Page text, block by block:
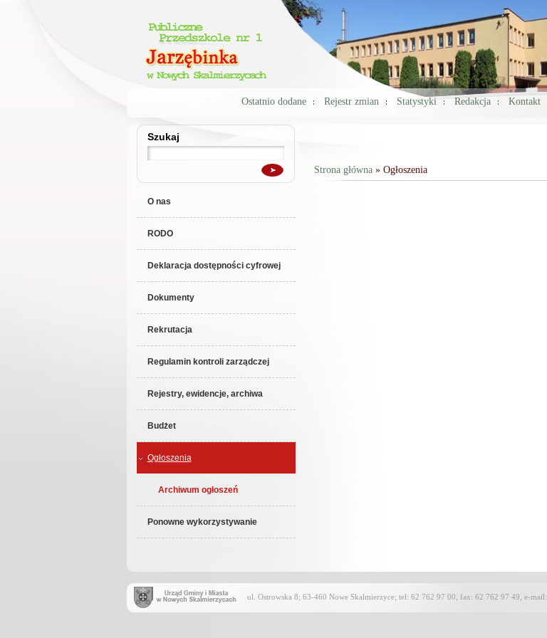
Ostatnio dodane Rejestr zmian Statystyki Redakcja Kontakt
Szukaj
Szukaj
O nas
RODO
Deklaracja dostępności cyfrowej
Dokumenty
Rekrutacja
Regulamin kontroli zarządczej
Rejestry, ewidencje, archiwa
Budżet
Ogłoszenia
Archiwum ogłoszeń
Ponowne wykorzystywanie
Jesteś tutaj
Strona główna» Ogłoszenia
ul. Ostrowska 8; 63-460 Nowe Skalmierzyce; tel: 62 762 97 00, fax: 62 762 97 49, e-mail: